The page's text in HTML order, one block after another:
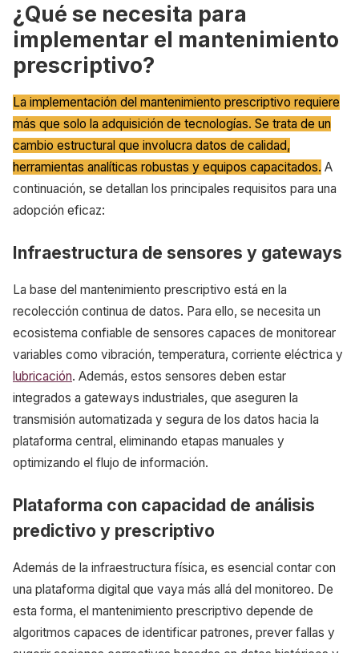
¿Qué se necesita para
implementar el mantenimiento
prescriptivo?
La implementación del mantenimiento prescriptivo requiere
más que solo la adquisición de tecnologías. Se trata de un
cambio estructural que involucra datos de calidad,
herramientas analíticas robustas y equipos capacitados. A
continuación, se detallan los principales requisitos para una
adopción eficaz:
Infraestructura de sensores y gateways
La base del mantenimiento prescriptivo está en la
recolección continua de datos. Para ello, se necesita un
ecosistema confiable de sensores capaces de monitorear
variables como vibración, temperatura, corriente eléctrica y
lubricación. Además, estos sensores deben estar
integrados a gateways industriales, que aseguren la
transmisión automatizada y segura de los datos hacia la
plataforma central, eliminando etapas manuales y
optimizando el flujo de información.
Plataforma con capacidad de análisis
predictivo y prescriptivo
Además de la infraestructura física, es esencial contar con
una plataforma digital que vaya más allá del monitoreo. De
esta forma, el mantenimiento prescriptivo depende de
algoritmos capaces de identificar patrones, prever fallas y